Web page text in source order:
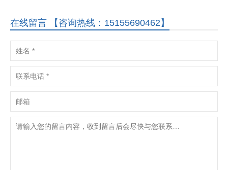
在线留言 【咨询热线：15155690462】